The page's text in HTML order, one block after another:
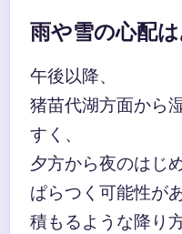
雨や雪の心配
午後以降、
猪苗代湖方面から
すく、
夕方から夜のはじ
ぱらつく可能性が
積もるような降り